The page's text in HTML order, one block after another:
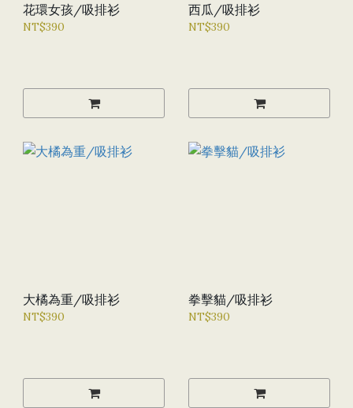
花環女孩/吸排衫
NT$390
西瓜/吸排衫
NT$390
大橘為重/吸排衫
NT$390
拳擊貓/吸排衫
NT$390